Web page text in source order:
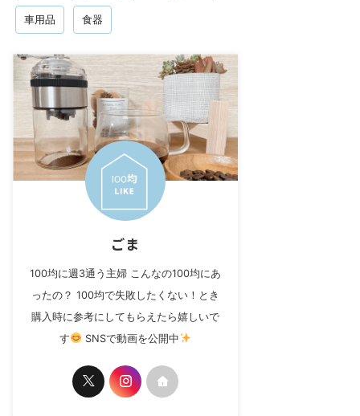
車用品 食器
ごま
100均に週3通う主婦 こんなの100均にあ
ったの？ 100均で失敗したくない！とき
購入時に参考にしてもらえたら嬉しいで
す
SNSで動画を公開中